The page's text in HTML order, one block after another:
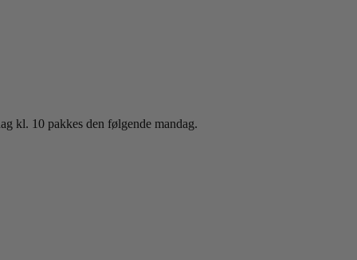
kl. 10 pakkes den følgende mandag.